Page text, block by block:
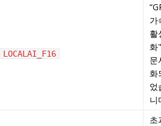
LOCALAI_F16
가
활
화
문
화
었
니
초